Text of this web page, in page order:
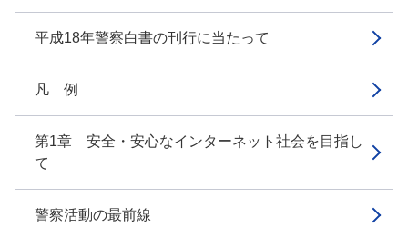
平成18年警察白書の刊行に当たって
凡 例
第1章 安全・安心なインターネット社会を目指し
て
警察活動の最前線